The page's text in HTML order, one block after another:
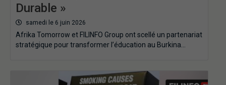
Durable »
samedi le 6 juin 2026
Afrika Tomorrow et FILINFO Group ont scellé un partenariat
stratégique pour transformer l’éducation au Burkina…